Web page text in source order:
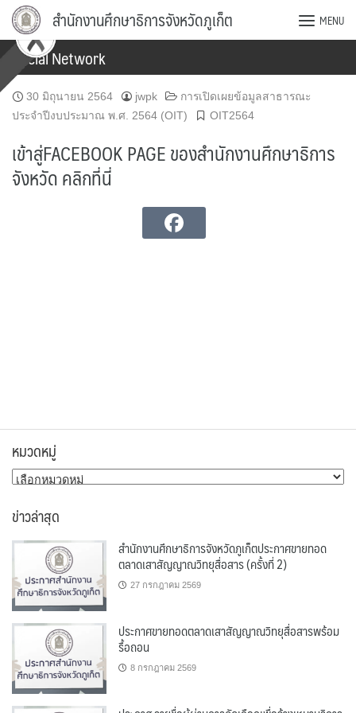
Skip
content
สำนักงานศึกษาธิการจังหวัดภูเก็ต MENU
Social Network
30 มิถุนายน 2564 jwpk
การเปิดเผยข้อมูลสาธารณะ
ประจำปีงบประมาณ พ.ศ. 2564 (OIT)
OIT2564
เข้าสู่FACEBOOK PAGE ของสำนักงานศึกษาธิการ
จังหวัด คลิกที่นี่
หมวดหมู่
หมวด
ข่าวล่าสุด
สำนักงานศึกษาธิการจังหวัดภูเก็ตประกาศขายทอด
ตลาดเสาสัญญาณวิทยุสื่อสาร (ครั้งที่ 2)
27 กรกฎาคม 2569
ประกาศขายทอดตลาดเสาสัญญาณวิทยุสื่อสารพร้อม
รื้อถอน
8 กรกฎาคม 2569